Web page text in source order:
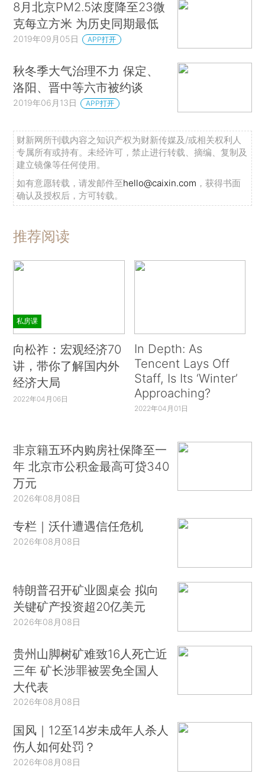
8月北京PM2.5浓度降至23微
克每立方米 为历史同期最低
2019年09月05日 APP打开
秋冬季大气治理不力 保定、
洛阳、晋中等六市被约谈
2019年06月13日 APP打开
财新网所刊载内容之知识产权为财新传媒及/或相关权利人
专属所有或持有。未经许可，禁止进行转载、摘编、复制及
建立镜像等任何使用。
如有意愿转载，请发邮件至hello@caixin.com ，获得书面
确认及授权后，方可转载。
推荐阅读
私房课
向松祚：宏观经济70
讲，带你了解国内外
经济大局
2022年04月06日
In Depth: As
Tencent Lays Off
Staff, Is Its ‘Winter’
Approaching?
2022年04月01日
非京籍五环内购房社保降至一
年 北京市公积金最高可贷340
万元
2026年08月08日
专栏｜沃什遭遇信任危机
2026年08月08日
特朗普召开矿业圆桌会 拟向
关键矿产投资超20亿美元
2026年08月08日
贵州山脚树矿难致16人死亡近
三年 矿长涉罪被罢免全国人
大代表
2026年08月08日
国风｜12至14岁未成年人杀人
伤人如何处罚？
2026年08月08日